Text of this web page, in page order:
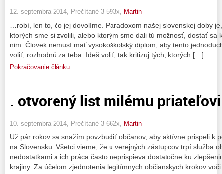
12. septembra 2014, Prečítané 3 593x, Martin
…robí, len to, čo jej dovolíme. Paradoxom našej slovenskej doby
ktorých sme si zvolili, alebo ktorým sme dali tú možnosť, dostať sa
nim. Človek nemusí mať vysokoškolský diplom, aby tento
voliť, rozhodnú za teba. Ideš voliť, tak kritizuj tých, ktorých […]
Pokračovanie článku
. otvorený list milému
10. septembra 2014, Prečítané 3 662x, Martin
Už pár rokov sa snažím povzbudiť občanov, aby aktívne prispeli k
na Slovensku. Všetci vieme, že u verejných zástupcov trpí služba
nedostatkami a ich práca často neprispieva dostatočne ku
krajiny. Za účelom zjednotenia legitímnych občianskych krokov